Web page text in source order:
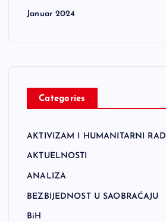
Januar 2024
Categories
AKTIVIZAM I HUMANITARNI RAD
AKTUELNOSTI
ANALIZA
BEZBIJEDNOST U SAOBRAĆAJU
BiH